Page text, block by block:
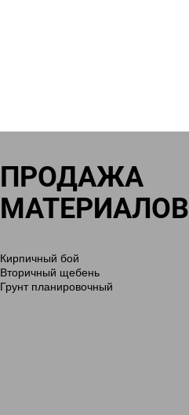
ПРОДАЖА
МАТЕРИАЛОВ
Кирпичный бой
Вторичный щебень
Грунт планировочный